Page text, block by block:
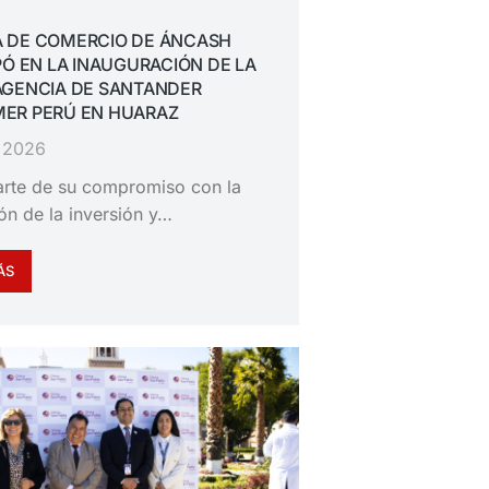
COMERCIO DE ÁNCASH
EN LA INAUGURACIÓN DE LA
DE SANTANDER
PERÚ EN HUARAZ
de su compromiso con la
de la inversión y…